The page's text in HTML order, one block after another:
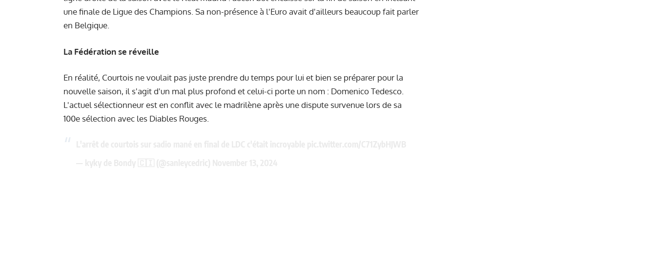
une finale de Ligue des Champions. Sa non-présence à l'Euro avait d'ailleurs beaucoup fait parler
en Belgique.
La Fédération se réveille
En réalité, Courtois ne voulait pas juste prendre du temps pour lui et bien se préparer pour la
nouvelle saison, il s'agit d'un mal plus profond et celui-ci porte un nom : Domenico Tedesco.
L'actuel sélectionneur est en conflit avec le madrilène après une dispute survenue lors de sa
100e sélection avec les Diables Rouges.